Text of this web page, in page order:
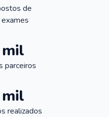
de
parceiros
realizados